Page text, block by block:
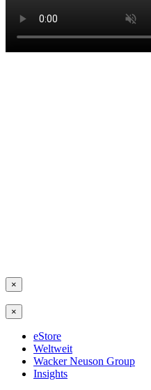
×
×
eStore
Weltweit
Wacker Neuson Group
Insights